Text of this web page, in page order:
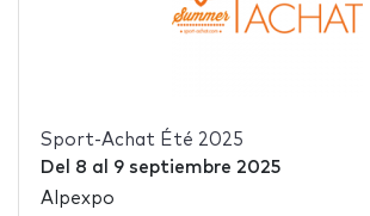
Sport-Achat Été 2025
Del 8 al 9 septiembre 2025
Alpexpo